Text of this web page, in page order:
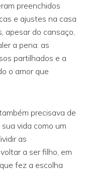
preenchidos
e ajustes na casa
apesar do cansaço,
a pena: as
partilhados e a
o amor que
precisava de
vida como um
as
a ser filho, em
fez a escolha